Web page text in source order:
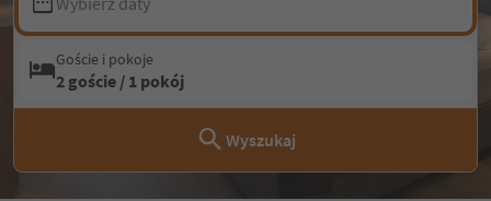
Goście i pokoje
2 goście / 1 pokój
Wyszukaj